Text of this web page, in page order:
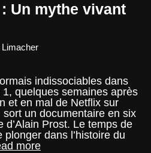
Un mythe vivant
indissociables dans
1, quelques semaines après
et en mal de Netflix sur
un documentaire en six
d’Alain Prost. Le temps de
dans l’histoire du
moreProst